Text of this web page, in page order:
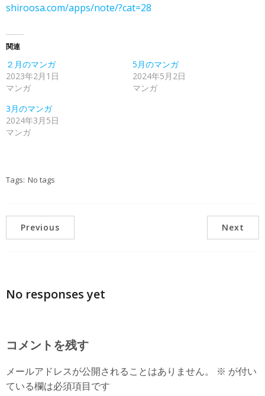
shiroosa.com/apps/note/?cat=28
関連
２月のマンガ
2023年2月1日
マンガ
5月のマンガ
2024年5月2日
マンガ
3月のマンガ
2024年3月5日
マンガ
Tags: No tags
Previous Next
No responses yet
コメントを残す
メールアドレスが公開されることはありません。 ※ が付い
ている欄は必須項目です